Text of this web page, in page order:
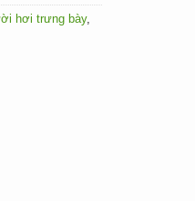
hơi trưng bày,